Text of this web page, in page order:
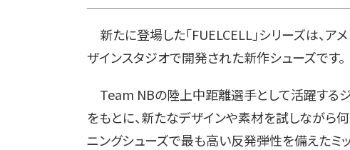
新たに登場した「FUELCELL」シリーズは、ア
ザインスタジオで開発された新作シューズです。
Team NBの陸上中距離選手として活躍するジ
をもとに、新たなデザインや素材を試しながら
ニングシューズで最も高い反発弾性を備えたミ